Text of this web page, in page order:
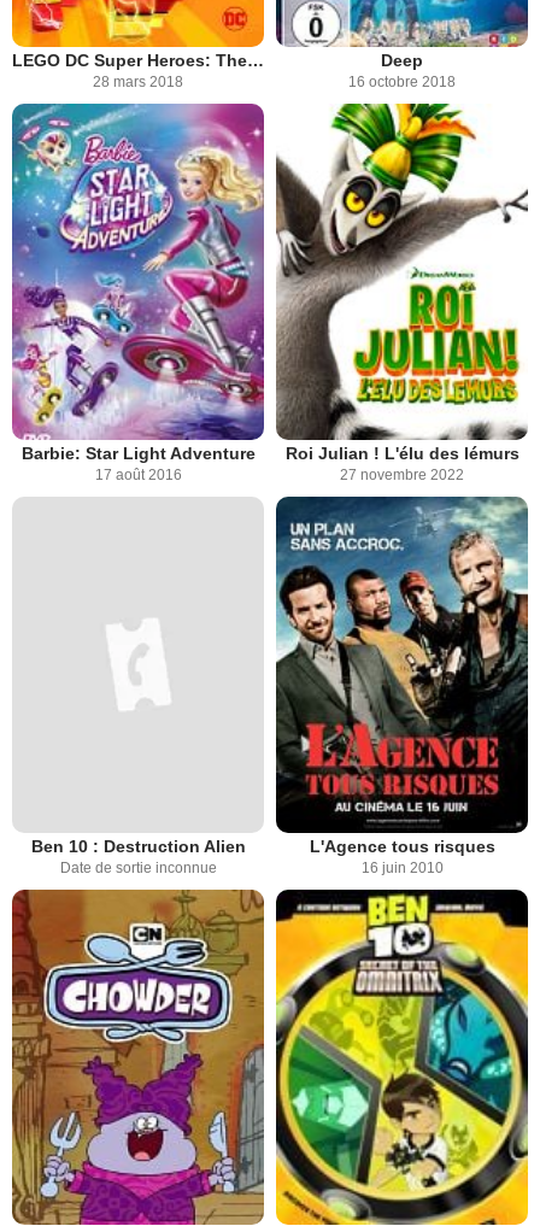
LEGO DC Super Heroes: The Flash
28 mars 2018
Deep
16 octobre 2018
Barbie: Star Light Adventure
17 août 2016
Roi Julian ! L'élu des lémurs
27 novembre 2022
Ben 10 : Destruction Alien
Date de sortie inconnue
L'Agence tous risques
16 juin 2010